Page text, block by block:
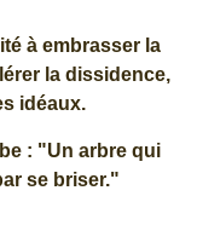
à embrasser la
la dissidence,
idéaux.
: "Un arbre qui
se briser."